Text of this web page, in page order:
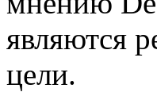
являются
цели.